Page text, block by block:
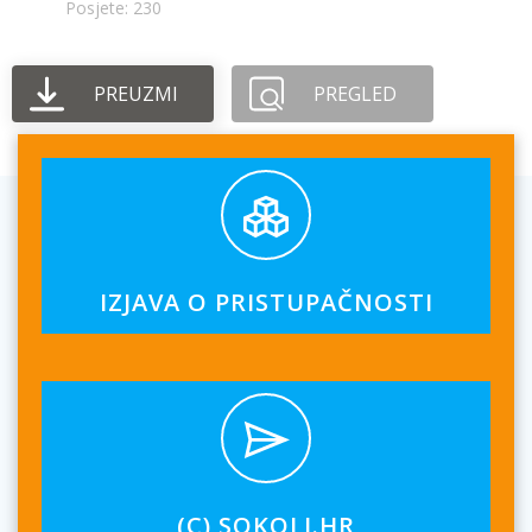
Posjete: 230
PREUZMI PREGLED
IZJAVA O PRISTUPAČNOSTI
(C) SOKOLI.HR